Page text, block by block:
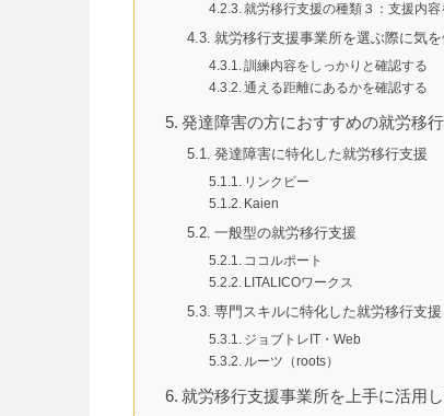
就労移行支援の種類３：支援内
就労移行支援事業所を選ぶ際に気
訓練内容をしっかりと確認する
通える距離にあるかを確認する
発達障害の方におすすめの就労移
発達障害に特化した就労移行支援
リンクビー
Kaien
一般型の就労移行支援
ココルポート
LITALICOワークス
専門スキルに特化した就労移行支援
ジョブトレIT・Web
ルーツ（roots）
就労移行支援事業所を上手に活用